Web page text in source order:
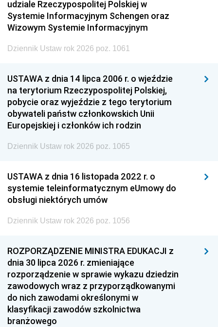
udziale Rzeczypospolitej Polskiej w
Systemie Informacyjnym Schengen oraz
Wizowym Systemie Informacyjnym
Dziennik Ustaw rok 2026 poz. 1061
USTAWA z dnia 14 lipca 2006 r. o wjeździe
na terytorium Rzeczypospolitej Polskiej,
pobycie oraz wyjeździe z tego terytorium
obywateli państw członkowskich Unii
Europejskiej i członków ich rodzin
Dziennik Ustaw rok 2026 poz. 1065
USTAWA z dnia 16 listopada 2022 r. o
systemie teleinformatycznym eUmowy do
obsługi niektórych umów
Dziennik Ustaw rok 2026 poz. 1056
ROZPORZĄDZENIE MINISTRA EDUKACJI z
dnia 30 lipca 2026 r. zmieniające
rozporządzenie w sprawie wykazu dziedzin
zawodowych wraz z przyporządkowanymi
do nich zawodami określonymi w
klasyfikacji zawodów szkolnictwa
branżowego